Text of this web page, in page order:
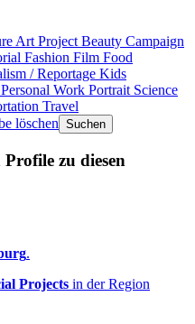
Art Project Beauty Campaign
Fashion Film Food
/ Reportage Kids
Personal Work Portrait Science
Travel
löschen
zu diesen
.
Projects in der Region